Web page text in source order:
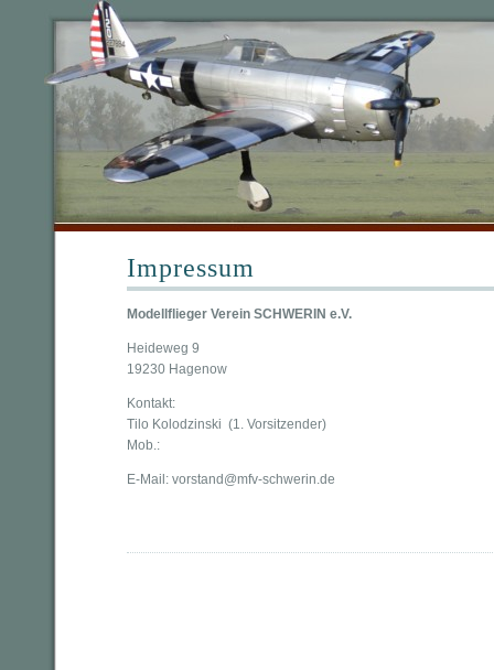
Impressum
Modellflieger Verein SCHWERIN e.V.
Heideweg 9
19230 Hagenow
Kontakt:
Tilo Kolodzinski (1. Vorsitzender)
Mob.:
E-Mail: vorstand@mfv-schwerin.de